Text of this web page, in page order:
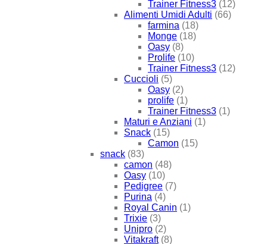
Trainer Fitness3 (12)
Alimenti Umidi Adulti (66)
farmina (18)
Monge (18)
Oasy (8)
Prolife (10)
Trainer Fitness3 (12)
Cuccioli (5)
Oasy (2)
prolife (1)
Trainer Fitness3 (1)
Maturi e Anziani (1)
Snack (15)
Camon (15)
snack (83)
camon (48)
Oasy (10)
Pedigree (7)
Purina (4)
Royal Canin (1)
Trixie (3)
Unipro (2)
Vitakraft (8)